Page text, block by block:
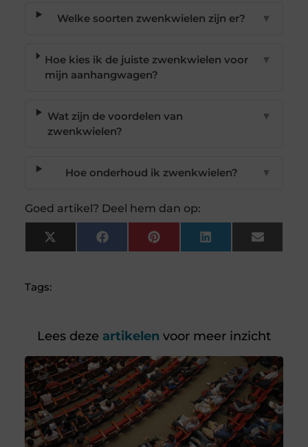
Welke soorten zwenkwielen zijn er? ▼
Hoe kies ik de juiste zwenkwielen voor
mijn aanhangwagen?
▼
Wat zijn de voordelen van
zwenkwielen?
▼
Hoe onderhoud ik zwenkwielen? ▼
Goed artikel? Deel hem dan op:
X
(Twitter)
FacebookPinterest LinkedIn Email
Tags:
Lees deze artikelen voor meer inzicht